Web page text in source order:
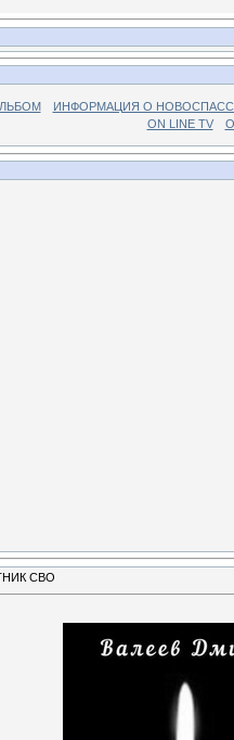
ИНФОРМАЦИЯ О
ON LINE TV
СВО